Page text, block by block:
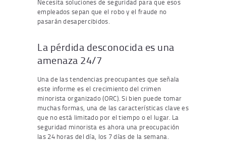
empleados sepan que el robo y el fraude no
pasarán desapercibidos.
La pérdida desconocida es una
amenaza 24/7
Una de las tendencias preocupantes que señala
este informe es el crecimiento del crimen
minorista organizado (ORC). Si bien puede tomar
muchas formas, una de las características clave es
que no está limitado por el tiempo o el lugar. La
seguridad minorista es ahora una preocupación
las 24 horas del día, los 7 días de la semana.